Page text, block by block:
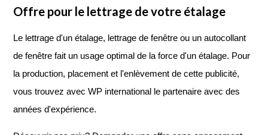
Offre pour le lettrage de votre étalage
Le lettrage d'un étalage, lettrage de fenêtre ou un autocollant
de fenêtre fait un usage optimal de la force d'un étalage. Pour
la production, placement et l'enlèvement de cette publicité,
vous trouvez avec WP international le partenaire avec des
années d'expérience.